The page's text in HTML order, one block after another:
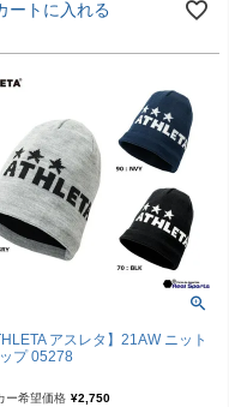
ートに入れる
アスレタ】21AW ニット
プ 05278
ー希望価格 ¥2,750